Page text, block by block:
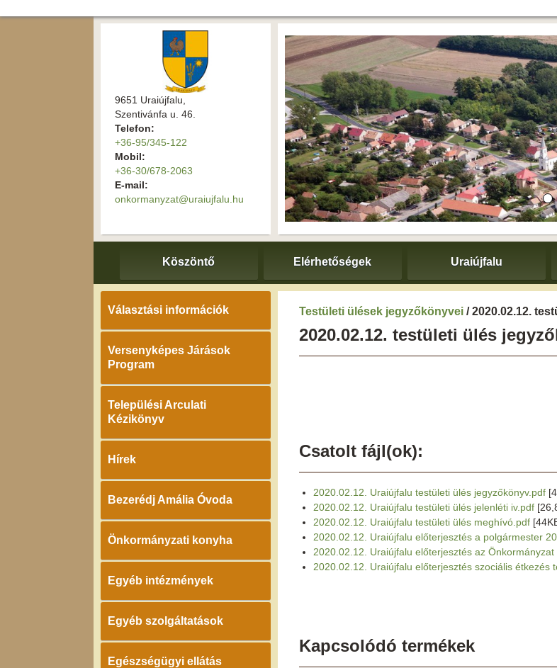
9651 Uraiújfalu,
Szentivánfa u. 46.
Telefon:
+36-95/345-122
Mobil:
+36-30/678-2063
E-mail:
onkormanyzat@uraiujfalu.hu
Köszöntő Elérhetőségek Uraiújfalu
Választási információk
Versenyképes Járások
Program
Települési Arculati
Kézikönyv
Hírek
Bezerédj Amália Óvoda
Önkormányzati konyha
Egyéb intézmények
Egyéb szolgáltatások
Egészségügyi ellátás
Testületi ülések jegyzőkönyvei / 2020.02.12.
2020.02.12. testületi ülés
Csatolt fájl(ok):
2020.02.12. Uraiújfalu testületi ülés jegyzőkönyv.pdf
2020.02.12. Uraiújfalu testületi ülés jelenléti iv.pdf
2020.02.12. Uraiújfalu testületi ülés meghívó.pdf
2020.02.12. Uraiújfalu előterjesztés a polgármester
2020.02.12. Uraiújfalu előterjesztés az
2020.02.12. Uraiújfalu előterjesztés szociális étkezés
Kapcsolódó termékek